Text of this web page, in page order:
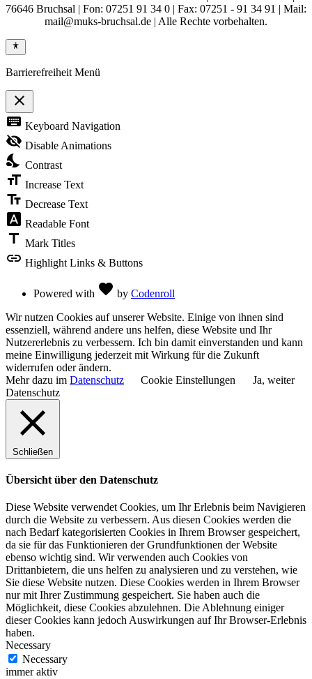
76646 Bruchsal | Fon: 07251 91 34 0 | Fax: 07251 - 91 34 91 | Mail:
mail@muks-bruchsal.de | Alle Rechte vorbehalten.
Barrierefreiheit Menü
close
Toggle
the
visibility
of
Accessibility
Toolbar
keyboard Keyboard Navigation
visibility_off Disable Animations
nights_stay Contrast
format_size Increase Text
text_fields Decrease Text
font_download Readable Font
title Mark Titles
link Highlight Links & Buttons
Powered with favorite by Codenroll
Wir nutzen Cookies auf unserer Website. Einige von ihnen sind
essenziell, während andere uns helfen, diese Website und Ihr
Nutzererlebnis zu verbessern. Ich bin damit einverstanden und kann
meine Einwilligung jederzeit mit Wirkung für die Zukunft
widerrufen oder ändern.
Mehr dazu im Datenschutz Cookie Einstellungen
Ja, weiter
Datenschutz
Schließen
Übersicht über den Datenschutz
Diese Website verwendet Cookies, um Ihr Erlebnis beim Navigieren
durch die Website zu verbessern. Aus diesen Cookies werden die
nach Bedarf kategorisierten Cookies in Ihrem Browser gespeichert,
da sie für das Funktionieren der Grundfunktionen der Website
ebenso wichtig sind. Wir verwenden auch Cookies von
Drittanbietern, die uns helfen zu analysieren und zu verstehen, wie
Sie diese Website nutzen. Diese Cookies werden in Ihrem Browser
nur mit Ihrer Zustimmung gespeichert. Sie haben auch die
Möglichkeit, diese Cookies abzulehnen. Die Ablehnung einiger
dieser Cookies kann jedoch Auswirkungen auf Ihr Browser-Erlebnis
haben.
Necessary
Necessary
immer aktiv